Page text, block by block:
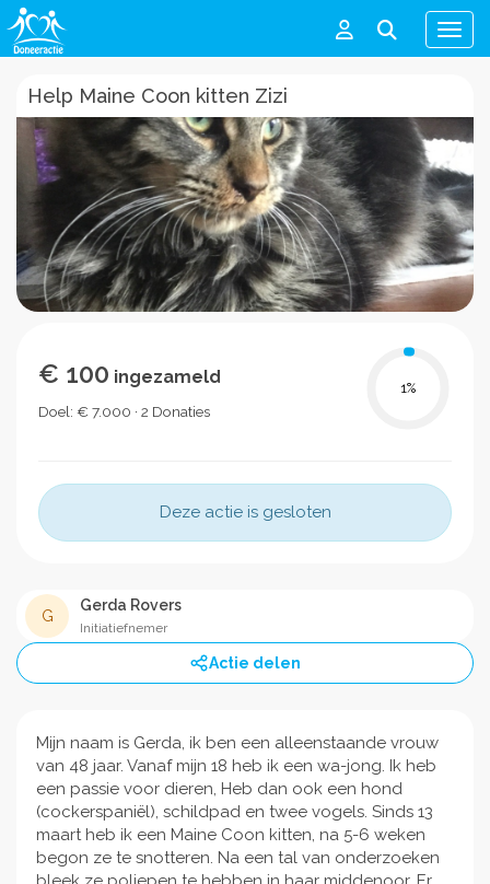
Menu
Help Maine Coon kitten Zizi
€ 100 ingezameld
Doel: € 7.000 · 2 Donaties
1%
Deze actie is gesloten
G
Gerda Rovers
Initiatiefnemer
Actie delen
Mijn naam is Gerda, ik ben een alleenstaande vrouw
van 48 jaar. Vanaf mijn 18 heb ik een wa-jong. Ik heb
een passie voor dieren, Heb dan ook een hond
(cockerspaniël), schildpad en twee vogels. Sinds 13
maart heb ik een Maine Coon kitten, na 5-6 weken
begon ze te snotteren. Na een tal van onderzoeken